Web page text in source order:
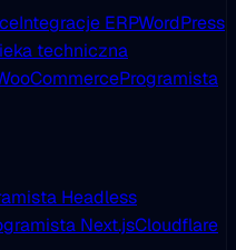
Integracje ERPWordPress
techniczna
Programista
Headless
Next.jsCloudflare